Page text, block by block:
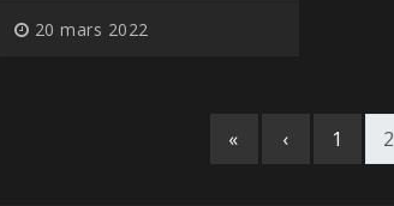
20 mars 2022
« ‹ 1 2